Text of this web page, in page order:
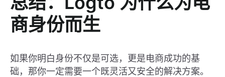
商身份而生
如果你明白身份不仅是可选，更是电商成功的基
础，那你一定需要一个既灵活又安全的解决方案。